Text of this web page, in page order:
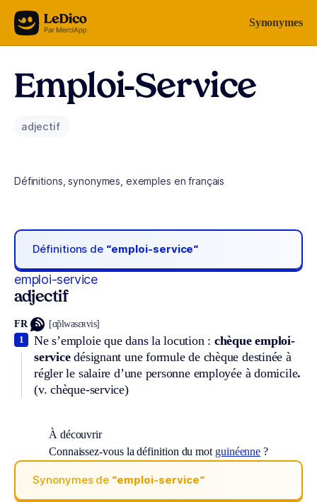
Aller au contenu Synonymes
Emploi-Service
adjectif
Définitions, synonymes, exemples en français
Définitions de “emploi-service“
emploi-service
adjectif
FR [ɑ̃plwasɛʀvis]
Ne s’emploie que dans la locution : chèque emploi-
servicedésignant une formule de chèque destinée à
régler le salaire d’une personne employée à domicile.
(v. chèque-service)
1
À découvrir
Connaissez-vous la définition du mot guinéenne ?
Synonymes de “emploi-service“